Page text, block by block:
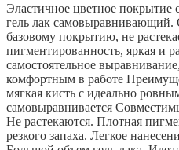
Эластичное цветное покрытие
гель лак самовыравнивающий.
базовому покрытию, не
пигментированность, яркая и
самостоятельное
комфортным в работе
мягкая кисть с идеально
самовыравнивается
Не растекаются. Плотная
резкого запаха. Легкое